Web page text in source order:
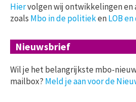
Hiervolgen wij ontwikkelingen en
zoals Mbo in de politiekenLOB
Nieuwsbrief
Wil je het belangrijkste mbo-
mailbox? Meld je aan voor de